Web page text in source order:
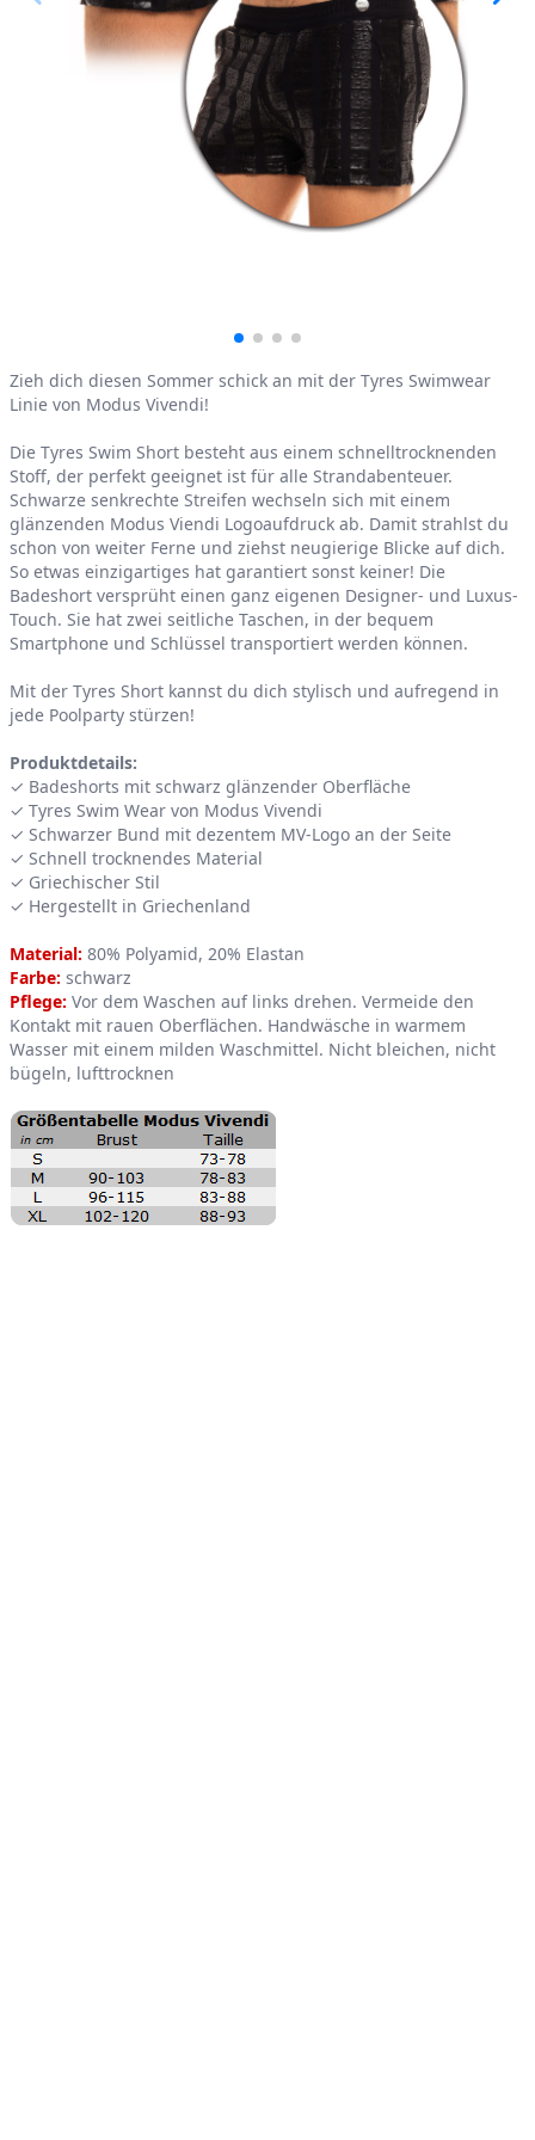
Product information
Zieh dich diesen Sommer schick an mit der Tyres Swimwear
Linie von Modus Vivendi!
Die Tyres Swim Short besteht aus einem schnelltrocknenden
Stoff, der perfekt geeignet ist für alle Strandabenteuer.
Schwarze senkrechte Streifen wechseln sich mit einem
glänzenden Modus Viendi Logoaufdruck ab. Damit strahlst du
schon von weiter Ferne und ziehst neugierige Blicke auf dich.
So etwas einzigartiges hat garantiert sonst keiner! Die
Badeshort versprüht einen ganz eigenen Designer- und Luxus-
Touch. Sie hat zwei seitliche Taschen, in der bequem
Smartphone und Schlüssel transportiert werden können.
Mit der Tyres Short kannst du dich stylisch und aufregend in
jede Poolparty stürzen!
Produktdetails:
✓ Badeshorts mit schwarz glänzender Oberfläche
✓ Tyres Swim Wear von Modus Vivendi
✓ Schwarzer Bund mit dezentem MV-Logo an der Seite
✓ Schnell trocknendes Material
✓ Griechischer Stil
✓ Hergestellt in Griechenland
Material: 80% Polyamid, 20% Elastan
Farbe: schwarz
Pflege: Vor dem Waschen auf links drehen. Vermeide den
Kontakt mit rauen Oberflächen. Handwäsche in warmem
Wasser mit einem milden Waschmittel. Nicht bleichen, nicht
bügeln, lufttrocknen